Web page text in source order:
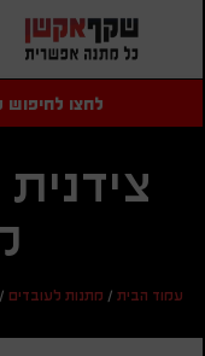
טקסט חופשילחצו
עמוד הבית/ מתנות לעובדים/